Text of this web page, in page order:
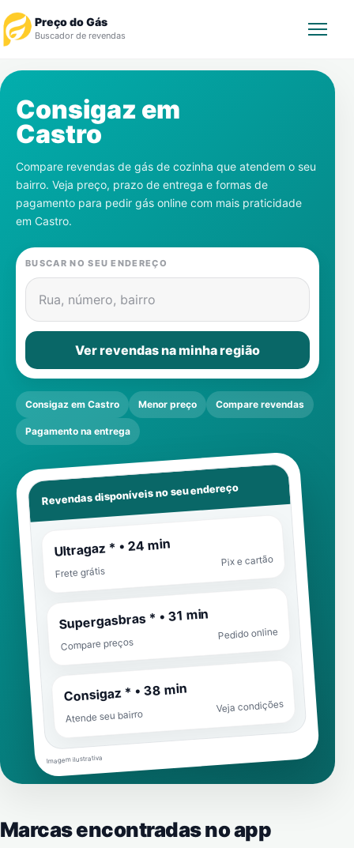
Preço do Gás
Buscador de revendas
Revendedor
Notícias
Cadastre-se
Gás
Contatos
Consigaz em
Castro
Compare revendas de gás de cozinha que atendem o seu
bairro. Veja preço, prazo de entrega e formas de
pagamento para pedir gás online com mais praticidade
em Castro.
BUSCAR NO SEU ENDEREÇO
Rua, número, bairro
Ver revendas na minha região
Consigaz em Castro Menor preço Compare revendas
Pagamento na entrega
Revendas disponíveis no seu endereço
Ultragaz * • 24 min
Frete grátis
Pix e cartão
Supergasbras * • 31 min
Compare preços
Pedido online
Consigaz * • 38 min
Atende seu bairro
Veja condições
Imagem ilustrativa
Marcas encontradas no app